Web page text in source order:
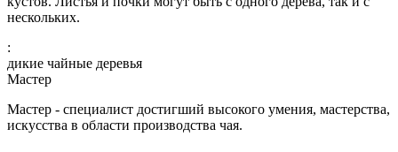
нескольких.
:
дикие чайные деревья
Мастер
Мастер - специалист достигший высокого умения, мастерства,
искусства в области производства чая.